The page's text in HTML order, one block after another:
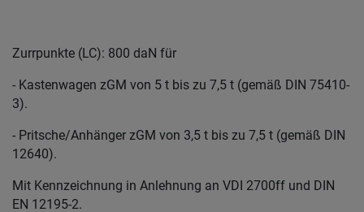
Zurrpunkte (LC): 800 daN für
- Kastenwagen zGM von 5 t bis zu 7,5 t (gemäß DIN 75410-
3).
- Pritsche/Anhänger zGM von 3,5 t bis zu 7,5 t (gemäß DIN
12640).
Mit Kennzeichnung in Anlehnung an VDI 2700ff und DIN
EN 12195-2.